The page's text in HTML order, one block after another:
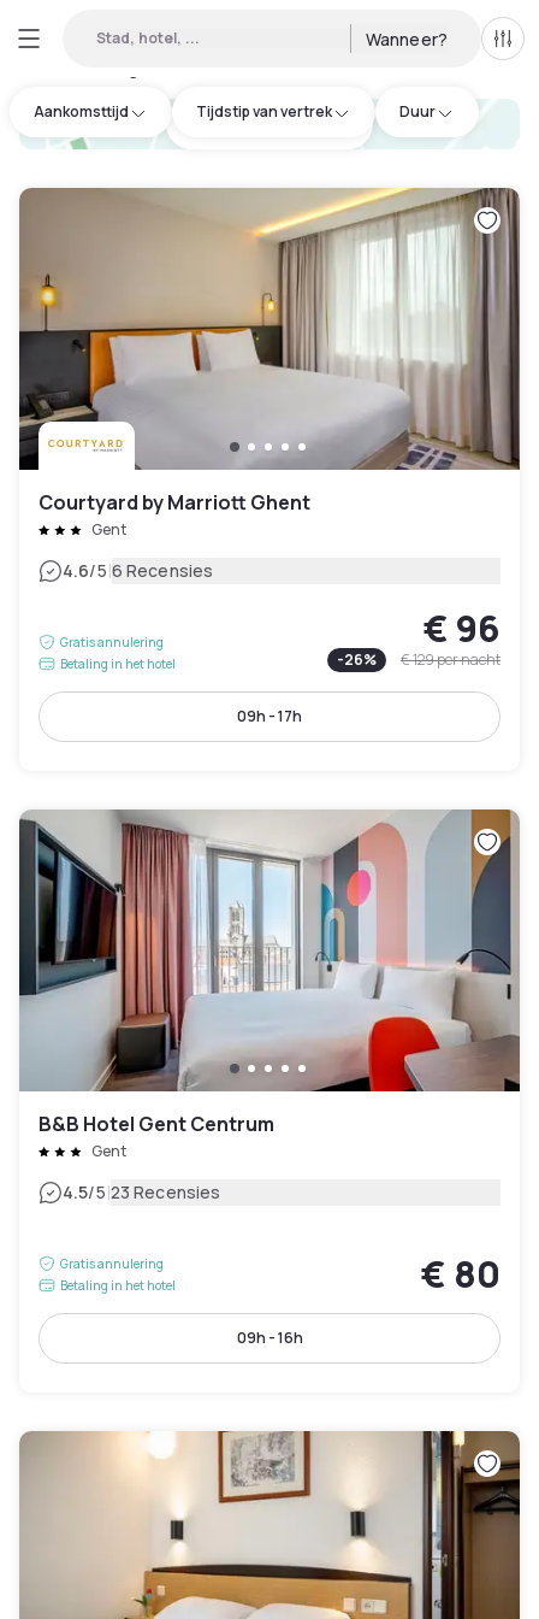
Stad, hotel, ... Wanneer?
Aankomsttijd Tijdstip van vertrek Duur
hotel.cta.view_map
Courtyard by Marriott Ghent
Gent
4.6/5|6 Recensies
Gratis annulering
Betaling in het hotel
€ 96
-26% € 129per nacht
09h - 17h
B&B Hotel Gent Centrum
Gent
4.5/5|23 Recensies
Gratis annulering
Betaling in het hotel
€ 80
09h - 16h